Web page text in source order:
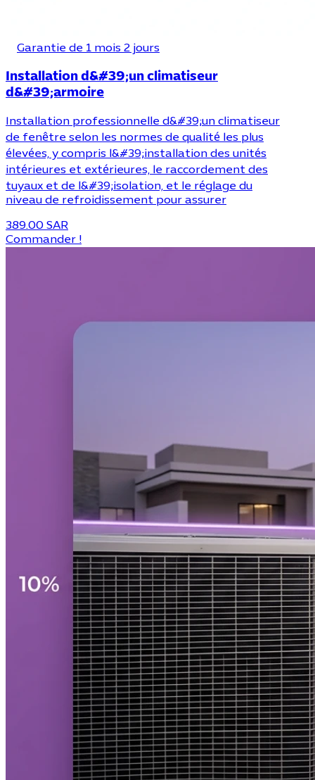
Garantie de 1 mois 2 jours
Installation d&#39;un climatiseur
d&#39;armoire
Installation professionnelle d&#39;un climatiseur
de fenêtre selon les normes de qualité les plus
élevées, y compris l&#39;installation des unités
intérieures et extérieures, le raccordement des
tuyaux et de l&#39;isolation, et le réglage du
niveau de refroidissement pour assurer
389.00 SAR
Commander !